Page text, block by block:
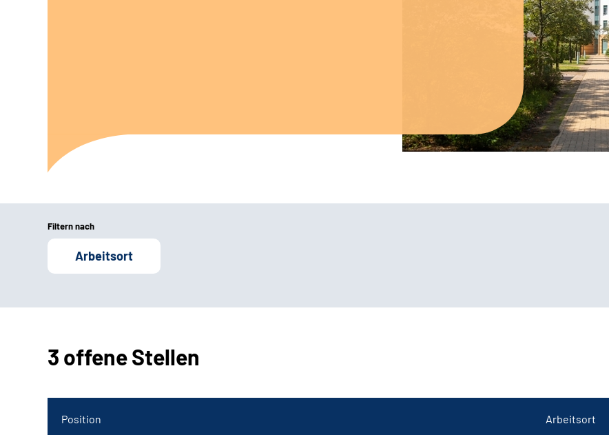
Filtern nach
Arbeitsort
3 offene Stellen
Position Arbeitsort